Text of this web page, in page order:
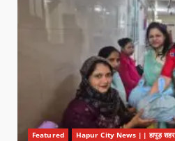
Featured Hapur City News || हापुड़ शहर